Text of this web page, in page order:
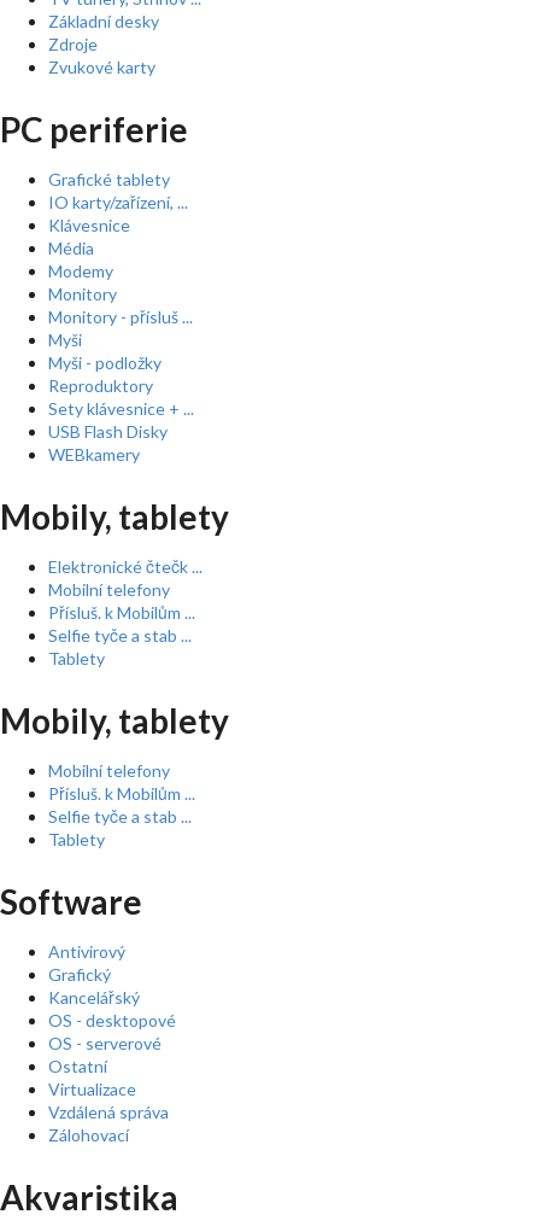
Základní desky
Zdroje
Zvukové karty
PC periferie
Grafické tablety
IO karty/zařízení, ...
Klávesnice
Média
Modemy
Monitory
Monitory - přísluš ...
Myši
Myši - podložky
Reproduktory
Sety klávesnice + ...
USB Flash Disky
WEBkamery
Mobily, tablety
Elektronické čtečk ...
Mobilní telefony
Přísluš. k Mobilům ...
Selfie tyče a stab ...
Tablety
Mobily, tablety
Mobilní telefony
Přísluš. k Mobilům ...
Selfie tyče a stab ...
Tablety
Software
Antivirový
Grafický
Kancelářský
OS - desktopové
OS - serverové
Ostatní
Virtualizace
Vzdálená správa
Zálohovací
Akvaristika